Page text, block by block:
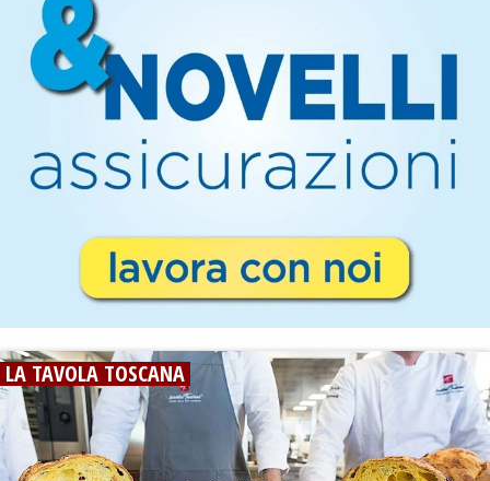
LA TAVOLA TOSCANA